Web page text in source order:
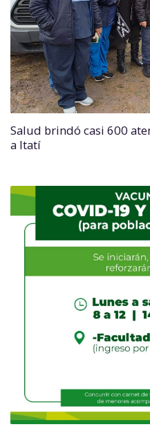
Salud brindó casi 600
a Itatí